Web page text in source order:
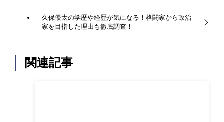
久保優太の学歴や経歴が気になる！格闘家から政治
家を目指した理由も徹底調査！
関連記事